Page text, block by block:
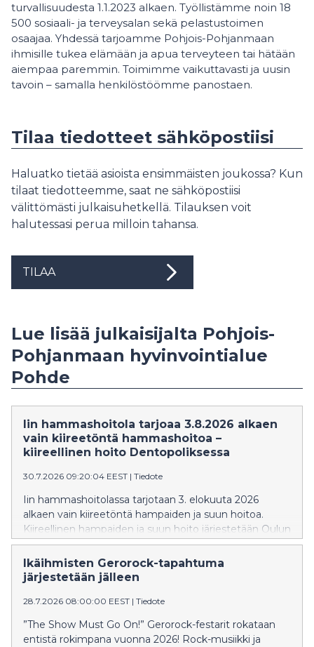
turvallisuudesta 1.1.2023 alkaen. Työllistämme noin 18
500 sosiaali- ja terveysalan sekä pelastustoimen
osaajaa. Yhdessä tarjoamme Pohjois-Pohjanmaan
ihmisille tukea elämään ja apua terveyteen tai hätään
aiempaa paremmin. Toimimme vaikuttavasti ja uusin
tavoin – samalla henkilöstöömme panostaen.
Tilaa tiedotteet sähköpostiisi
Haluatko tietää asioista ensimmäisten joukossa? Kun
tilaat tiedotteemme, saat ne sähköpostiisi
välittömästi julkaisuhetkellä. Tilauksen voit
halutessasi perua milloin tahansa.
TILAA
Lue lisää julkaisijalta Pohjois-
Pohjanmaan hyvinvointialue
Pohde
Iin hammashoitola tarjoaa 3.8.2026 alkaen
vain kiireetöntä hammashoitoa –
kiireellinen hoito Dentopoliksessa
30.7.2026 09:20:04 EEST | Tiedote
Iin hammashoitolassa tarjotaan 3. elokuuta 2026
alkaen vain kiireetöntä hampaiden ja suun hoitoa.
Kiireellinen hampaiden ja suun hoito järjestetään Oulun
Dentopoliksessa.
Ikäihmisten Gerorock-tapahtuma
järjestetään jälleen
28.7.2026 08:00:00 EEST | Tiedote
”The Show Must Go On!” Gerorock-festarit rokataan
entistä rokimpana vuonna 2026! Rock-musiikki ja